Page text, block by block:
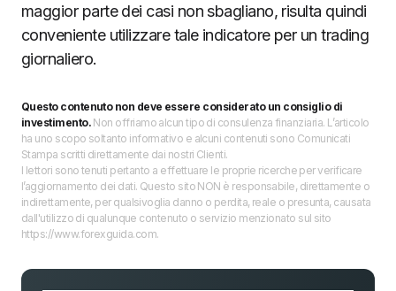
maggior parte dei casi non sbagliano, risulta quindi
conveniente utilizzare tale indicatore per un trading
giornaliero.
Questo contenuto non deve essere considerato un consiglio di
investimento.Non offriamo alcun tipo di consulenza finanziaria. L’articolo
ha uno scopo soltanto informativo e alcuni contenuti sono Comunicati
Stampa scritti direttamente dai nostri Clienti.
I lettori sono tenuti pertanto a effettuare le proprie ricerche per verificare
l’aggiornamento dei dati. Questo sito NON è responsabile, direttamente o
indirettamente, per qualsivoglia danno o perdita, reale o presunta, causata
dall'utilizzo di qualunque contenuto o servizio menzionato sul sito
https://www.forexguida.com.